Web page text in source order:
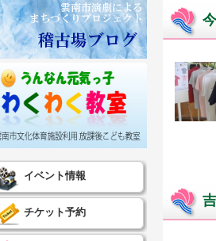
イベント情報
チケット予約